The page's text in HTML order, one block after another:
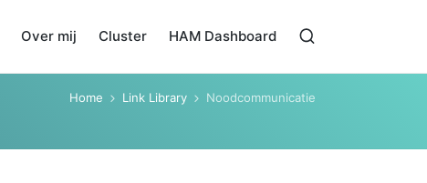
Over mij Cluster HAM Dashboard
Home Link Library Noodcommunicatie